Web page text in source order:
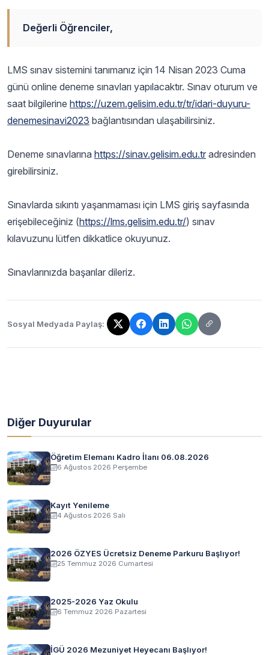
Değerli Öğrenciler,
LMS sınav sistemini tanımanız için 14 Nisan 2023 Cuma
günü online deneme sınavları yapılacaktır. Sınav oturum ve
saat bilgilerine https://uzem.gelisim.edu.tr/tr/idari-duyuru-
denemesinavi2023 bağlantısından ulaşabilirsiniz.
Deneme sınavlarına https://sinav.gelisim.edu.tr adresinden
girebilirsiniz.
Sınavlarda sıkıntı yaşanmaması için LMS giriş sayfasında
erişebileceğiniz (https://lms.gelisim.edu.tr/) sınav
kılavuzunu lütfen dikkatlice okuyunuz.
Sınavlarınızda başarılar dileriz.
Sosyal Medyada Paylaş:
Bağlantı kopyalandı!
Diğer Duyurular
Öğretim Elemanı Kadro İlanı 06.08.2026
6 Ağustos 2026 Perşembe
Kayıt Yenileme
4 Ağustos 2026 Salı
2026 ÖZYES Ücretsiz Deneme Parkuru Başlıyor!
25 Temmuz 2026 Cumartesi
2025-2026 Yaz Okulu
6 Temmuz 2026 Pazartesi
İGÜ 2026 Mezuniyet Heyecanı Başlıyor!